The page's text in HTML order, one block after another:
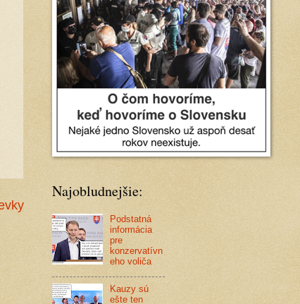
Najobludnejšie:
Podstatná
informácia
pre
konzervatívn
eho voliča
Kauzy sú
ešte ten